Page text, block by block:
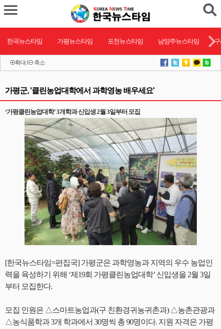
한국뉴스타임 가평뉴스타임 포천뉴스타임 남양주뉴스타임
확대 l 축소
가평군, '클린농업대학에서 과학영농 배우세요'
‘가평클린농업대학’ 3개학과 신입생 2월 3일부터 모집
[한국뉴스타임=편집국] 가평군은 과학영농과 지역의 우수 농업인
력을 육성하기 위해 ‘제19회 가평클린농업대학’ 신입생을 2월 3일
부터 모집한다.
모집 인원은 △스마트농업과(구 친환경귀농귀촌과) △농촌관광과
△농식품학과 3개 학과에서 30명씩 총 90명이다. 지원 자격은 가평